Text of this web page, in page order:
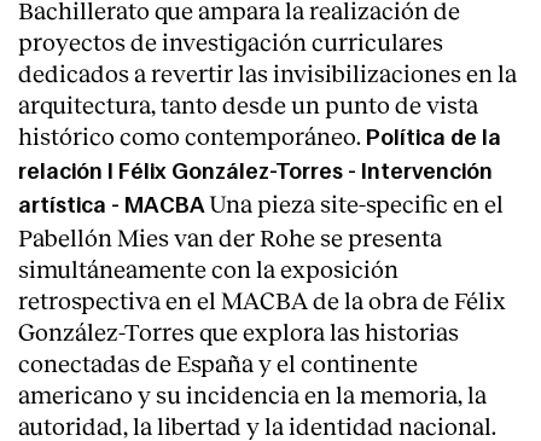
Bachillerato que ampara la realización de
proyectos de investigación curriculares
dedicados a revertir las invisibilizaciones en la
arquitectura, tanto desde un punto de vista
histórico como contemporáneo. Política de la
relación I Félix González-Torres - Intervención
artística - MACBA Una pieza site-specific en el
Pabellón Mies van der Rohe se presenta
simultáneamente con la exposición
retrospectiva en el MACBA de la obra de Félix
González-Torres que explora las historias
conectadas de España y el continente
americano y su incidencia en la memoria, la
autoridad, la libertad y la identidad nacional.